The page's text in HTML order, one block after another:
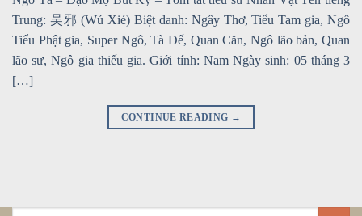
Trung: 吴邪 (Wú Xié) Biệt danh: Ngây Thơ, Tiểu Tam gia, Ngô
Tiểu Phật gia, Super Ngô, Tà Đế, Quan Căn, Ngô lão bản, Quan
lão sư, Ngô gia thiếu gia. Giới tính: Nam Ngày sinh: 05 tháng 3
[…]
CONTINUE READING →